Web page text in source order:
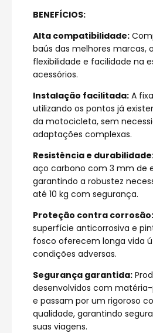
BENEFÍCIOS:
Alta compatibilidade:
baús das melhores marcas,
flexibilidade e facilidade na
acessórios.
Instalação facilitada: A
utilizando os pontos já
da motocicleta, sem
adaptações complexas.
Resistência e
aço carbono com 3 mm de
garantindo a robustez
até 10 kg com segurança.
Proteção contra corrosão:
superfície anticorrosiva e
fosco oferecem longa vida
condições adversas.
Segurança garantida:
desenvolvidos com
e passam por um rigoroso
qualidade, garantindo
suas viagens.